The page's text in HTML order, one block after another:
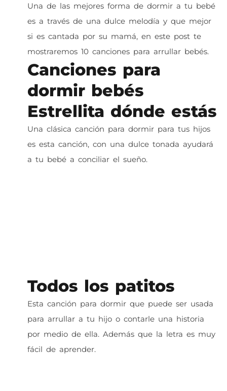
Una de las mejores forma de dormir a tu bebé
es a través de una dulce melodía y que mejor
si es cantada por su mamá, en este post te
mostraremos 10 canciones para arrullar bebés.
Canciones para
dormir bebés
Estrellita dónde estás
Una clásica canción para dormir para tus hijos
es esta canción, con una dulce tonada ayudará
a tu bebé a conciliar el sueño.
Todos los patitos
Esta canción para dormir que puede ser usada
para arrullar a tu hijo o contarle una historia
por medio de ella. Además que la letra es muy
fácil de aprender.